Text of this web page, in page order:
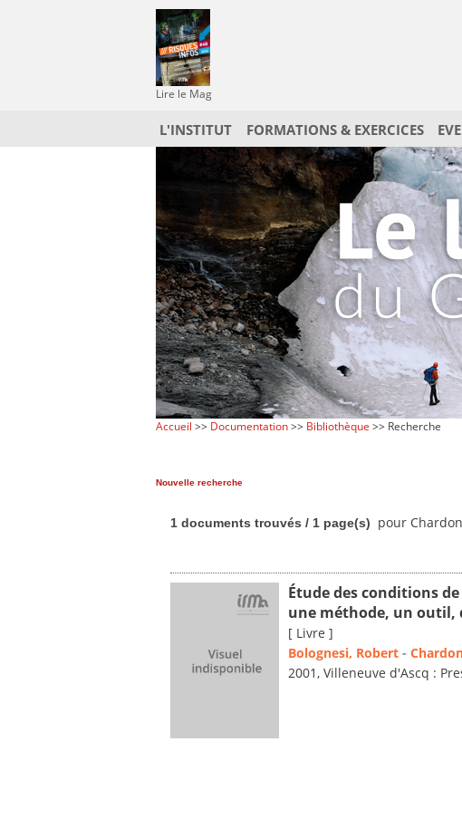
Lire le Mag
L'INSTITUT FORMATIONS & EXERCICES
Accueil >> Documentation>> Bibliothèque >> Recherche
Nouvelle recherche
1 documents trouvés / 1 page(s) pour
Étude des conditions
une méthode, un outil,
[ Livre ]
Bolognesi, Robert -
2001, Villeneuve d'Ascq :